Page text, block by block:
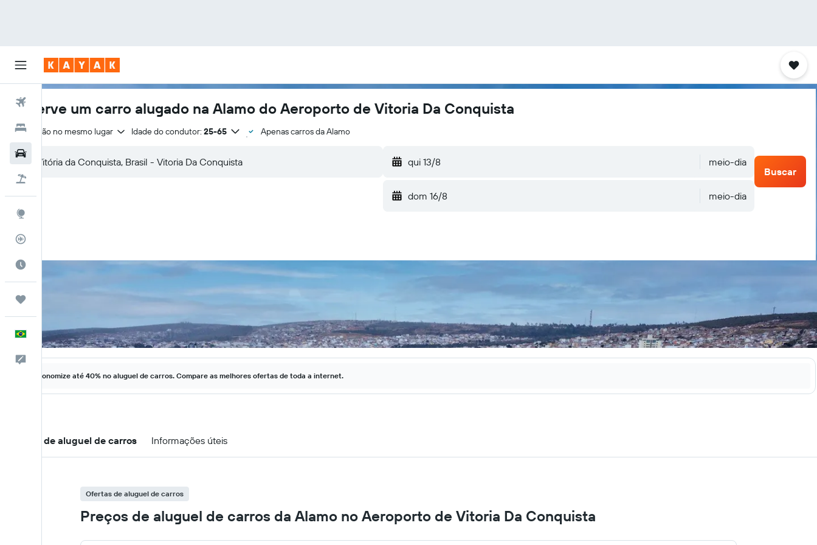
Hotéis
Português
Comentários
Reserve um carro alugado na Alamo do Aeroporto de Vitoria Da Conquista
Devolução no mesmo lugar Idade do condutor: 25-65 Apenas carros da Alamo
qui 13/8 meio-dia
dom 16/8 meio-dia
Buscar
Economize até 40% no aluguel de carros. Compare as melhores ofertas de toda a internet.
Ofertas de aluguel de carros Informações úteis
Ofertas de aluguel de carros
Preços de aluguel de carros da Alamo no Aeroporto de Vitoria Da Conquista